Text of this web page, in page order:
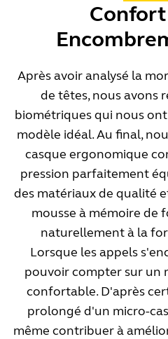
Après avoir analysé la
de têtes, nous avons
biométriques qui nous
modèle idéal. Au final,
casque ergonomique
pression parfaitement
des matériaux de qualité
mousse à mémoire de
naturellement à la
Lorsque les appels
pouvoir compter sur un
confortable. D'après
prolongé d'un micro-
même contribuer à